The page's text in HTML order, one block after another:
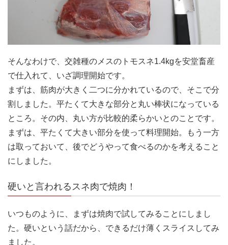
そんなわけで、交雑種のメスのトモスネ1.4kgを安堂畜産
で仕入れて、いざ調理開始です。
まずは、筋肉が大きく二つに分かれているので、そこで分
割しました。平たくて大きな部分と丸い棒状になっている
ところ。その内、丸い方が比較的柔らかいとのことです。
まずは、平たくて大きい部分を使って料理開始。もう一方
は取っておいて、後でどうやって食べるのかを考えること
にしました。
硬いと言われるスネ肉で焼肉！
いつものように、まずは焼肉で試してみることにしまし
た。硬いという話だから、できるだけ薄くスライスしてみ
ました。